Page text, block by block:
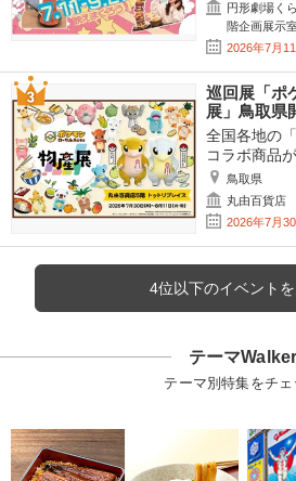
円形劇場く
階企画展示
2026年7月
巡回展「ポ
展」鳥取県
全国各地の
コラボ商品
鳥取県
丸由百貨店
2026年7月
4位以下のイベント
テーマWalker
テーマ別特集をチェ